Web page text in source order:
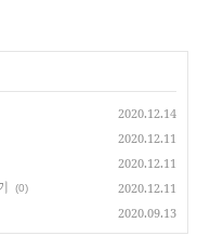
2020.12.14
2020.12.11
2020.12.11
(0) 2020.12.11
2020.09.13